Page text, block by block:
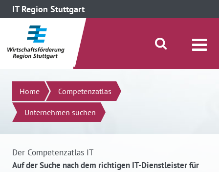
IT Region Stuttgart
direkt zum Inhalt dieser Seite
direkt zum Menü springen
Suche öffnen/schließen
Suchen
Home Competenzatlas
Unternehmen suchen
Der Competenzatlas IT
Auf der Suche nach dem richtigen IT-Dienstleister für